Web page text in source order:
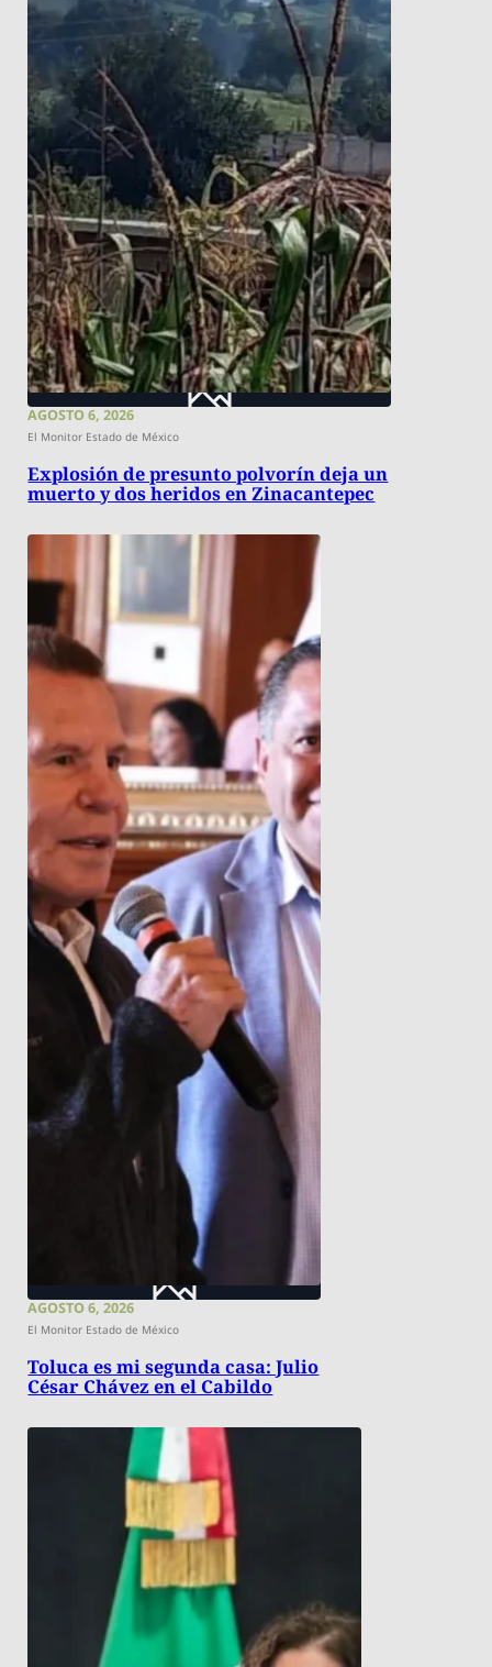
AGOSTO 6, 2026
El Monitor Estado de México
Explosión de presunto polvorín deja un
muerto y dos heridos en Zinacantepec
AGOSTO 6, 2026
El Monitor Estado de México
Toluca es mi segunda casa: Julio
César Chávez en el Cabildo